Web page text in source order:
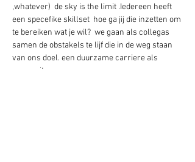
,whatever)  de sky is the limit .Iedereen heeft
een specefike skillset  hoe ga jij die inzetten om
te bereiken wat je wil?  we gaan als collegas
samen de obstakels te lijf die in de weg staan
van ons doel. een duurzame carriere als
songwriter.